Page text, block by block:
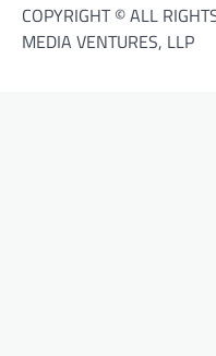
COPYRIGHT © ALL
MEDIA VENTURES, LLP